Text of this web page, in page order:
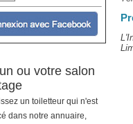
ou votre salon
un toiletteur qui n'est
dans notre annuaire,